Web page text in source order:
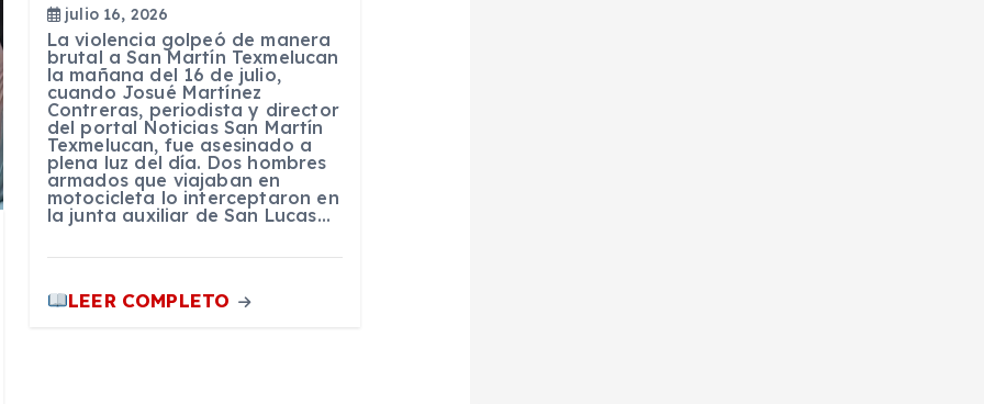
julio 16, 2026
La violencia golpeó de manera
brutal a San Martín Texmelucan
la mañana del 16 de julio,
cuando Josué Martínez
Contreras, periodista y director
del portal Noticias San Martín
Texmelucan, fue asesinado a
plena luz del día. Dos hombres
armados que viajaban en
motocicleta lo interceptaron en
la junta auxiliar de San Lucas…
LEER COMPLETO